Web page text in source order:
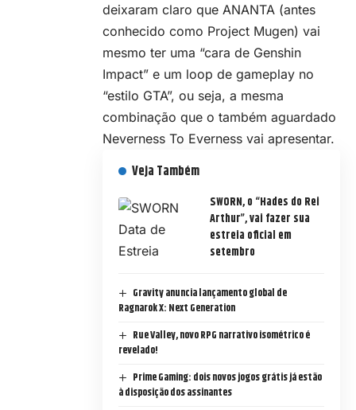
deixaram claro que ANANTA (antes
conhecido como Project Mugen) vai
mesmo ter uma “cara de Genshin
Impact” e um loop de gameplay no
“estilo GTA”, ou seja, a mesma
combinação que o também aguardado
Neverness To Everness vai apresentar.
Veja Também
SWORN, o “Hades do Rei
Arthur”, vai fazer sua
estreia oficial em
setembro
Gravity anuncia lançamento global de
Ragnarok X: Next Generation
Rue Valley, novo RPG narrativo isométrico é
revelado!
Prime Gaming: dois novos jogos grátis já estão
à disposição dos assinantes